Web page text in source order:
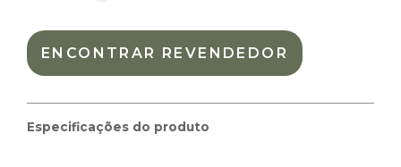
Cor:
Materiais:
Dimensões das embalagem:
ENCONTRAR REVENDEDOR
Especificações do produto